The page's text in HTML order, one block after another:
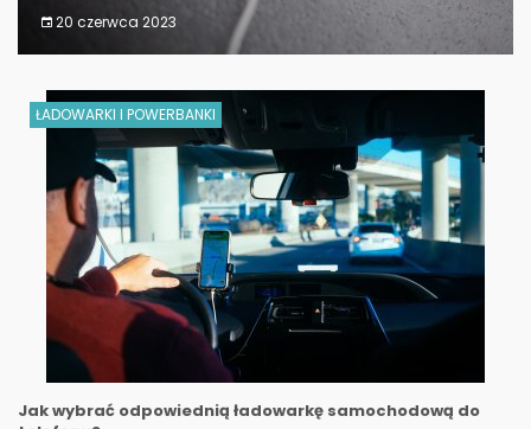
20 czerwca 2023
ŁADOWARKI I POWERBANKI
Jak wybrać odpowiednią ładowarkę samochodową do